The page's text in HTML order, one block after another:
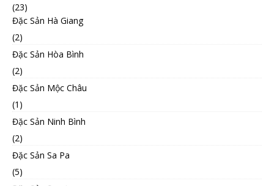
(23)
Đặc Sản Hà Giang
(2)
Đặc Sản Hòa Bình
(2)
Đặc Sản Mộc Châu
(1)
Đặc Sản Ninh Bình
(2)
Đặc Sản Sa Pa
(5)